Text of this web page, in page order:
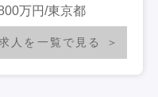
万円/東京都
人を一覧で見る